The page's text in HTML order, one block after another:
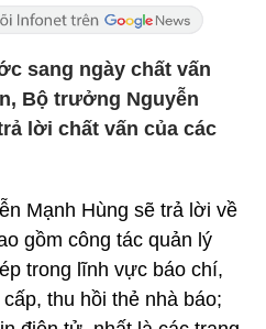
sang ngày chất vấn
Bộ trưởng Nguyễn
lời chất vấn của các
Mạnh Hùng sẽ trả lời về
gồm công tác quản lý
trong lĩnh vực báo chí,
thu hồi thẻ nhà báo;